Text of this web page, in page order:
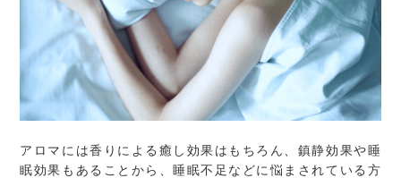
アロマには香りによる癒し効果はもちろん、鎮静効果や睡
眠効果もあることから、睡眠不足などに悩まされている方